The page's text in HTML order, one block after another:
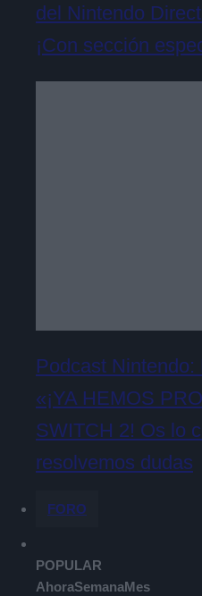
del Nintendo
¡Con sección
Podcast
«¡YA HEMOS
SWITCH 2! Os lo
resolvemos dudas
FORO
POPULAR
AhoraSemanaMes